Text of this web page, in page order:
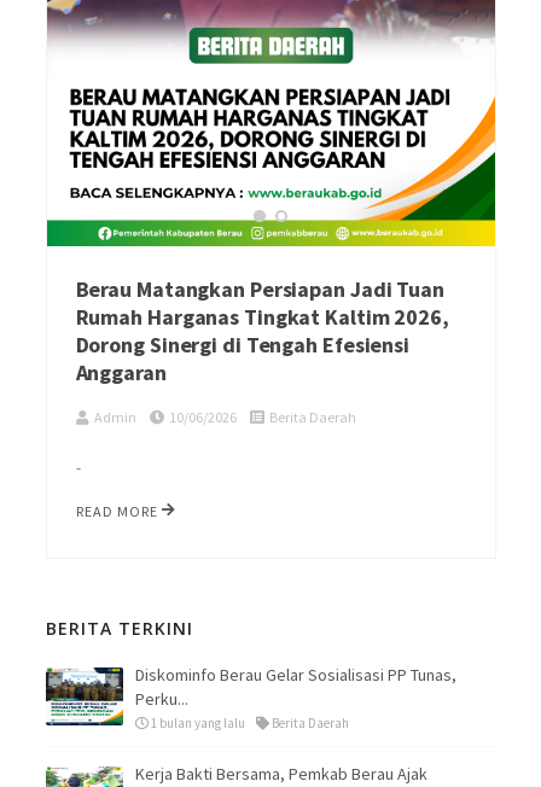
Berau Matangkan Persiapan Jadi Tuan
Rumah Harganas Tingkat Kaltim 2026,
Dorong Sinergi di Tengah Efesiensi
Anggaran
Admin 10/06/2026 Berita Daerah
-
READ MORE
BERITA TERKINI
Diskominfo Berau Gelar Sosialisasi PP Tunas,
Perku...
1 bulan yang lalu Berita Daerah
Kerja Bakti Bersama, Pemkab Berau Ajak